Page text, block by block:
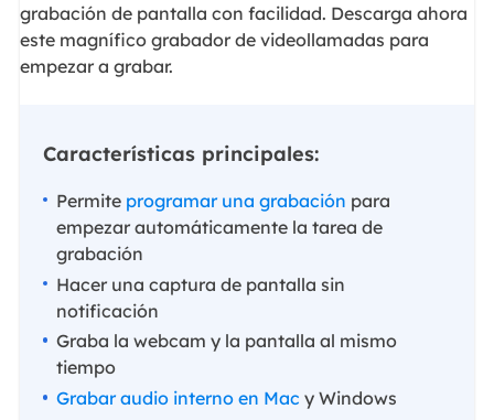
grabación de pantalla con facilidad. Descarga ahora
este magnífico grabador de videollamadas para
empezar a grabar.
Características principales:
Permite programar una grabación para
empezar automáticamente la tarea de
grabación
Hacer una captura de pantalla sin
notificación
Graba la webcam y la pantalla al mismo
tiempo
Grabar audio interno en Mac y Windows